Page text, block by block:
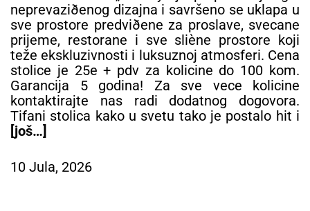
neprevaziðenog dizajna i savršeno se uklapa u
sve prostore predviðene za proslave, svecane
prijeme, restorane i sve sliène prostore koji
teže ekskluzivnosti i luksuznoj atmosferi. Cena
stolice je 25e + pdv za kolicine do 100 kom.
Garancija 5 godina! Za sve vece kolicine
kontaktirajte nas radi dodatnog dogovora.
Tifani stolica kako u svetu tako je postalo hit i
[još…]
10 Jula, 2026